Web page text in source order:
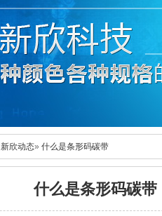
新欣动态» 什么是条形码碳带
什么是条形码碳带